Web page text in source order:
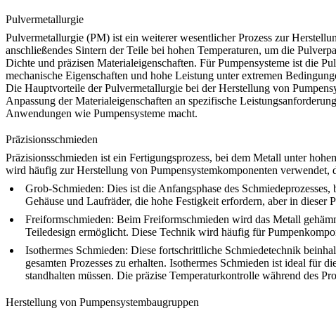
Pulvermetallurgie
Pulvermetallurgie (PM) ist ein weiterer wesentlicher Prozess zur
anschließendes Sintern der Teile bei hohen Temperaturen, um die
Dichte und präzisen Materialeigenschaften. Für Pumpensysteme ist die
mechanische Eigenschaften und hohe Leistung unter extremen
Die Hauptvorteile der Pulvermetallurgie bei der Herstellung von
Anpassung der Materialeigenschaften an spezifische
Anwendungen wie Pumpensysteme macht.
Präzisionsschmieden
Präzisionsschmieden ist ein Fertigungsprozess, bei dem Metall unter
wird häufig zur Herstellung von Pumpensystemkomponenten
Grob-Schmieden: Dies ist die Anfangsphase des
Gehäuse und Laufräder, die hohe Festigkeit erfordern, aber in dieser
Freiformschmieden: Beim Freiformschmieden wird das Metall
Teiledesign ermöglicht. Diese Technik wird häufig für
Isothermes Schmieden: Diese fortschrittliche Schmiedetechnik
gesamten Prozesses zu erhalten. Isothermes Schmieden ist ideal für
standhalten müssen. Die präzise Temperaturkontrolle während des
Herstellung von Pumpensystembaugruppen